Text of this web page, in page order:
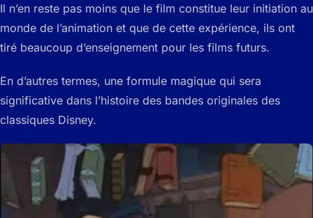
Il n’en reste pas moins que le film constitue leur initiation au
monde de l’animation et que de cette expérience, ils ont
tiré beaucoup d’enseignement pour les films futurs.
En d’autres termes, une formule magique qui sera
significative dans l’histoire des bandes originales des
classiques Disney.